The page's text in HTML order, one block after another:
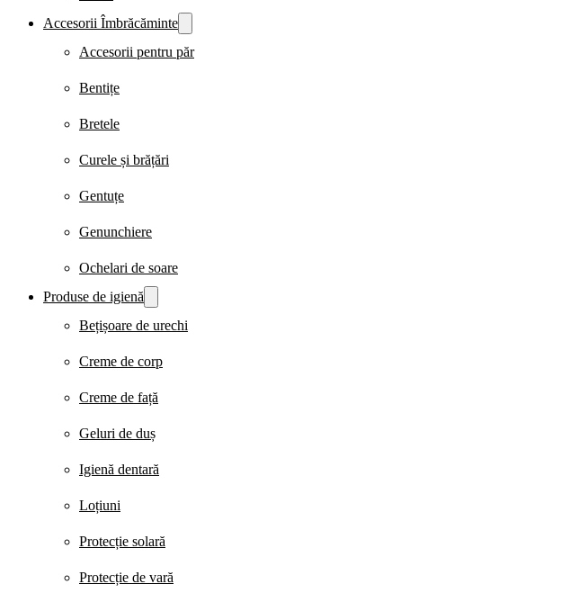
Accesorii Îmbrăcăminte
Accesorii pentru păr
Bentițe
Bretele
Curele și brățări
Gentuțe
Genunchiere
Ochelari de soare
Produse de igienă
Bețișoare de urechi
Creme de corp
Creme de față
Geluri de duș
Igienă dentară
Loțiuni
Protecție solară
Protecție de vară